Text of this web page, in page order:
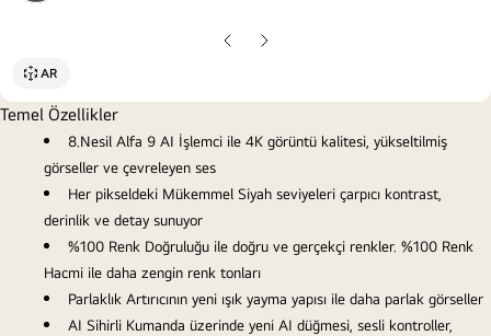
popup
ÖncekiSonraki
AR
Temel Özellikler
8.Nesil Alfa 9 AI İşlemci ile 4K görüntü kalitesi, yükseltilmiş
görseller ve çevreleyen ses
Her pikseldeki Mükemmel Siyah seviyeleri çarpıcı kontrast,
derinlik ve detay sunuyor
%100 Renk Doğruluğu ile doğru ve gerçekçi renkler. %100 Renk
Hacmi ile daha zengin renk tonları
Parlaklık Artırıcının yeni ışık yayma yapısı ile daha parlak görseller
AI Sihirli Kumanda üzerinde yeni AI düğmesi, sesli kontroller,